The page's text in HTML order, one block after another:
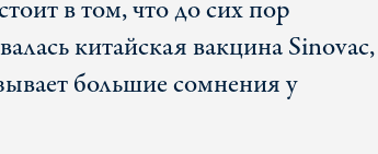
в том, что до сих пор
китайская вакцина Sinovac,
большие сомнения у